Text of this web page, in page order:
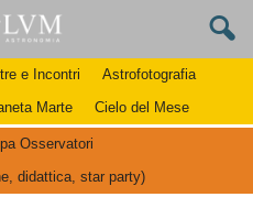
e Incontri
Astrofotografia
Marte Cielo del Mese
Osservatori
didattica, star party)